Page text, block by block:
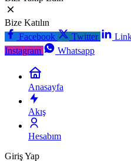
Bize Katılın
Facebook
Twitter
Instagram
Whatsapp
Anasayfa
Akış
Hesabım
Giriş Yap